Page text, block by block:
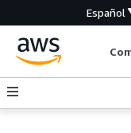
Español